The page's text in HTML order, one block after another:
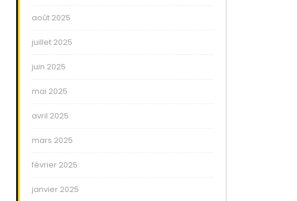
août 2025
juillet 2025
juin 2025
mai 2025
avril 2025
mars 2025
février 2025
janvier 2025